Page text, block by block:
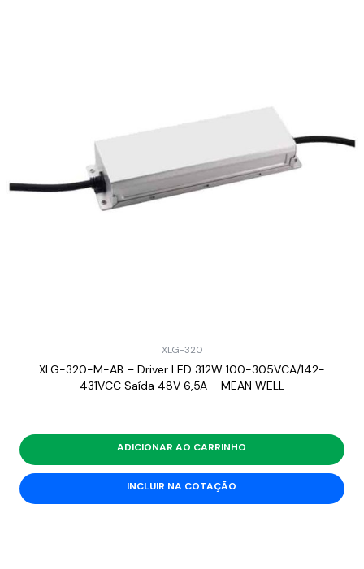
XLG-320
XLG-320-M-AB – Driver LED 312W 100-305VCA/142-
431VCC Saída 48V 6,5A – MEAN WELL
ADICIONAR AO CARRINHO
INCLUIR NA COTAÇÃO